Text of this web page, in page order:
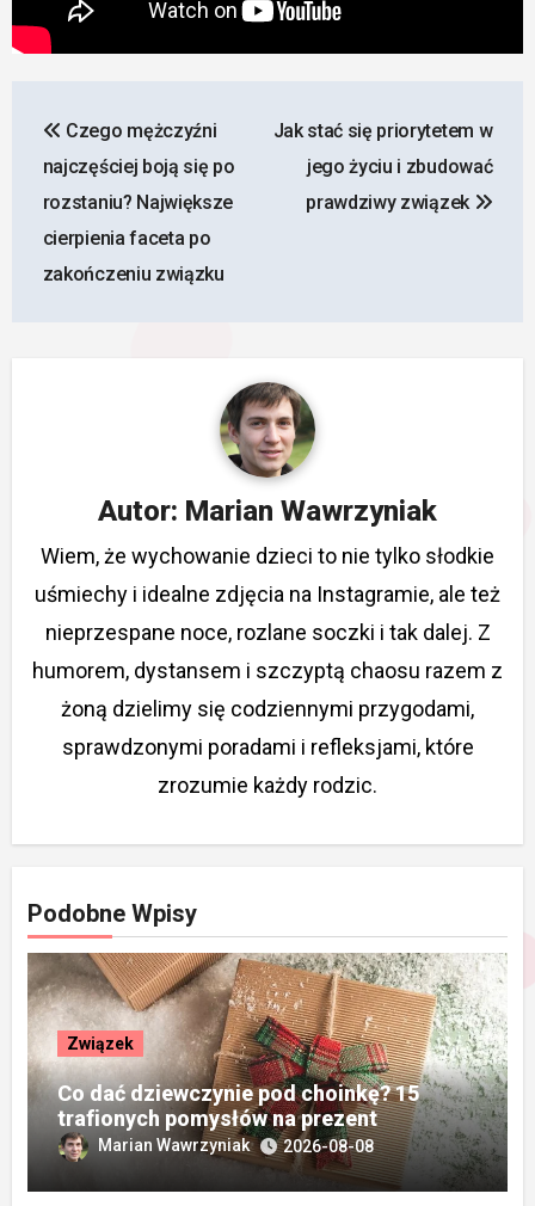
wpisu
Czego mężczyźni
najczęściej boją się po
rozstaniu? Największe
cierpienia faceta po
zakończeniu związku
Jak stać się priorytetem w
jego życiu i zbudować
prawdziwy związek
Autor: Marian Wawrzyniak
Wiem, że wychowanie dzieci to nie tylko słodkie
uśmiechy i idealne zdjęcia na Instagramie, ale też
nieprzespane noce, rozlane soczki i tak dalej. Z
humorem, dystansem i szczyptą chaosu razem z
żoną dzielimy się codziennymi przygodami,
sprawdzonymi poradami i refleksjami, które
zrozumie każdy rodzic.
Podobne Wpisy
Związek
Co dać dziewczynie pod choinkę? 15
trafionych pomysłów na prezent
Marian Wawrzyniak 2026-08-08